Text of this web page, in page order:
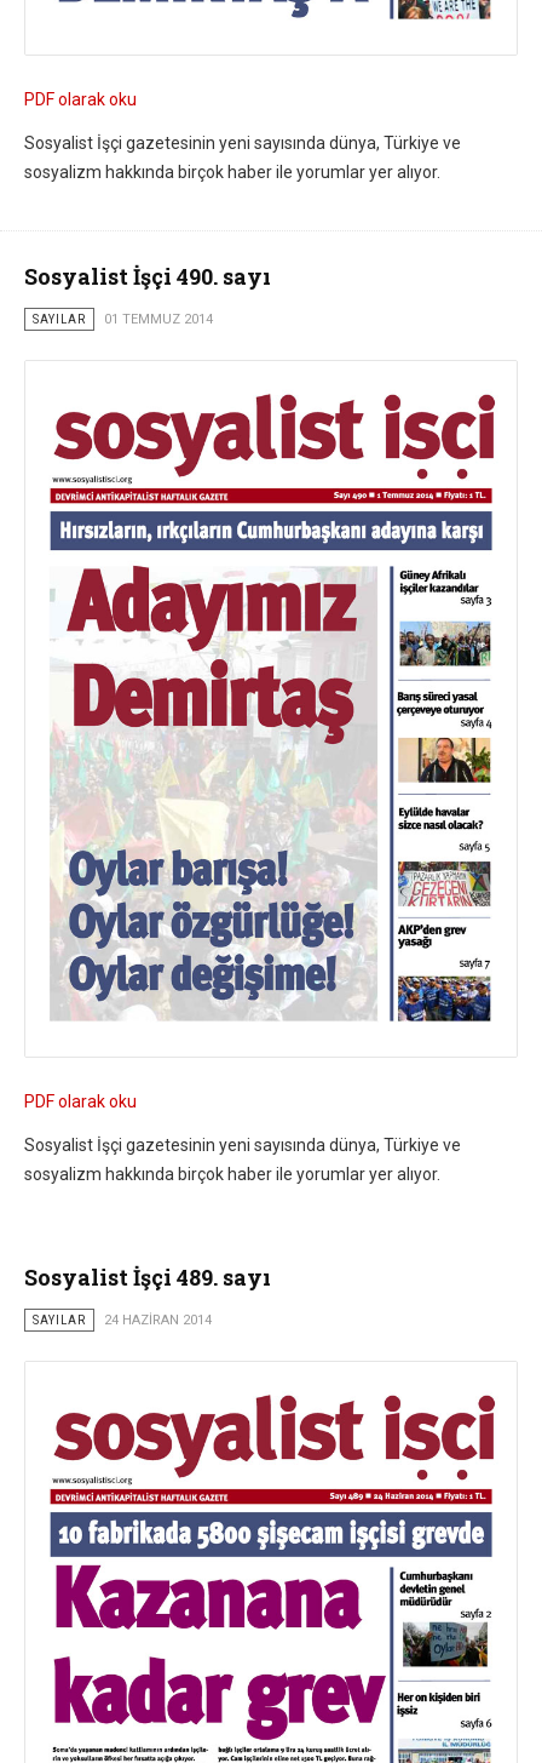
PDF olarak oku
Sosyalist İşçi gazetesinin yeni sayısında dünya, Türkiye ve
sosyalizm hakkında birçok haber ile yorumlar yer alıyor.
Sosyalist İşçi 490. sayı
SAYILAR 01 TEMMUZ 2014
PDF olarak oku
Sosyalist İşçi gazetesinin yeni sayısında dünya, Türkiye ve
sosyalizm hakkında birçok haber ile yorumlar yer alıyor.
Sosyalist İşçi 489. sayı
SAYILAR 24 HAZIRAN 2014